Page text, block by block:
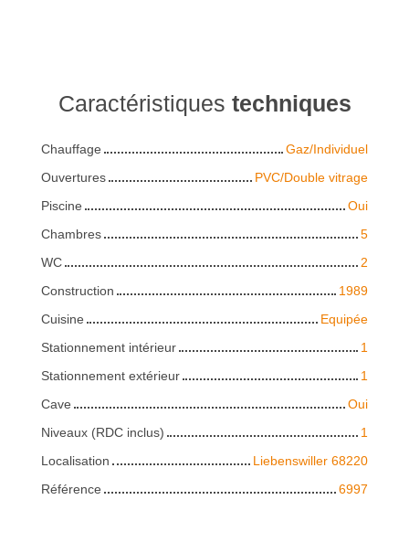
Caractéristiques techniques
Chauffage
Gaz/Individuel
Ouvertures
PVC/Double vitrage
Piscine
Oui
Chambres
5
WC
2
Construction
1989
Cuisine
Equipée
Stationnement intérieur
1
Stationnement extérieur
1
Cave
Oui
Niveaux (RDC inclus)
1
Localisation
Liebenswiller 68220
Référence
6997